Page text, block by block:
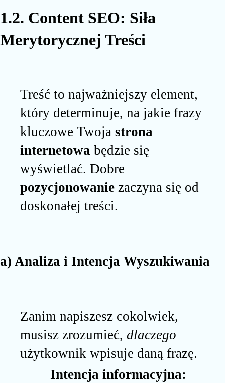
1.2. Content SEO: Siła
Merytorycznej Treści
Treść to najważniejszy element,
który determinuje, na jakie frazy
kluczowe Twoja strona
internetowa będzie się
wyświetlać. Dobre
pozycjonowanie zaczyna się od
doskonałej treści.
a) Analiza i Intencja Wyszukiwania
Zanim napiszesz cokolwiek,
musisz zrozumieć, dlaczego
użytkownik wpisuje daną frazę.
Intencja informacyjna: